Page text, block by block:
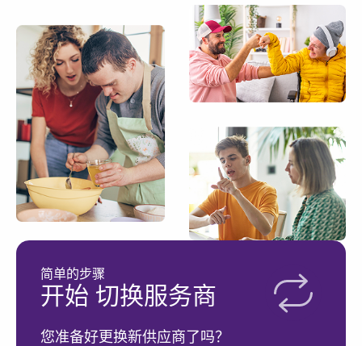
简单的步骤
开始 切换服务商
您准备好更换新供应商了吗？